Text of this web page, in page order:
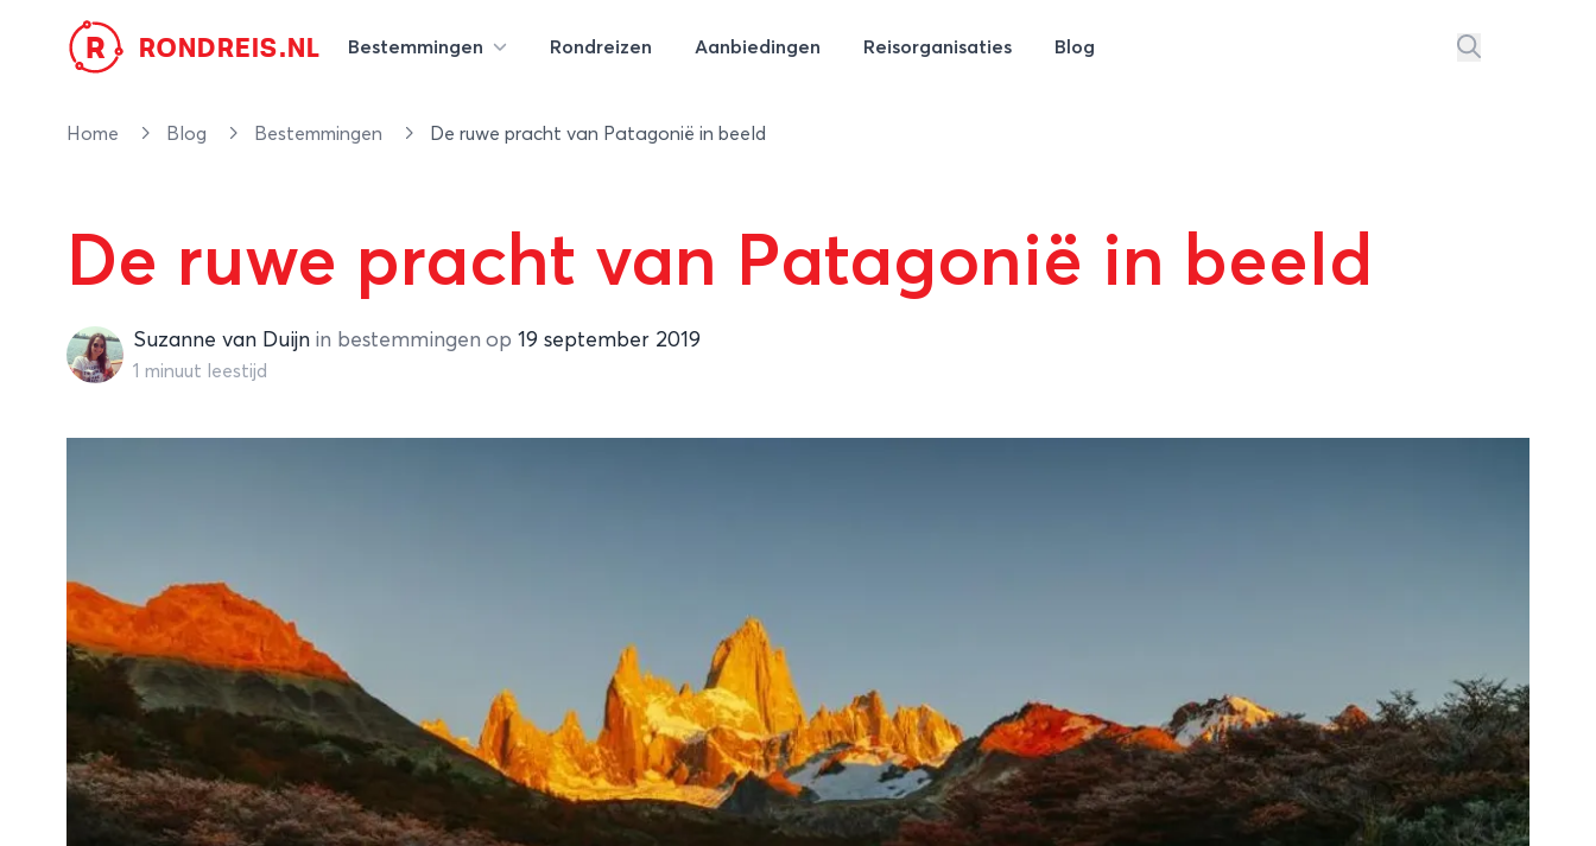
R RONDREIS.NL Bestemmingen Rondreizen Aanbiedingen Reisorganisaties Blog
Home Blog Bestemmingen De ruwe pracht van Patagonië in beeld
De ruwe pracht van Patagonië in beeld
Suzanne van Duijn
Suzanne van Duijn in bestemmingen op 19 september 2019
1 minuut leestijd